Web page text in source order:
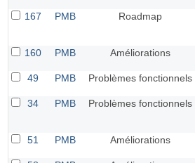
167 PMB Roadmap
160 PMB Améliorations
49 PMB Problèmes fonctionnels
34 PMB Problèmes fonctionnels
51 PMB Améliorations